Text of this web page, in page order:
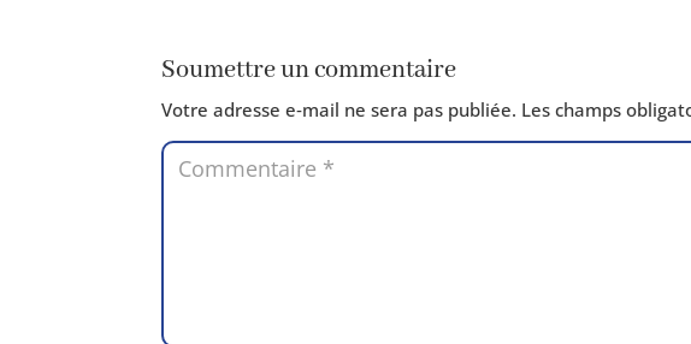
Soumettre un commentaire
Votre adresse e‑mail ne sera pas publiée. Les champs